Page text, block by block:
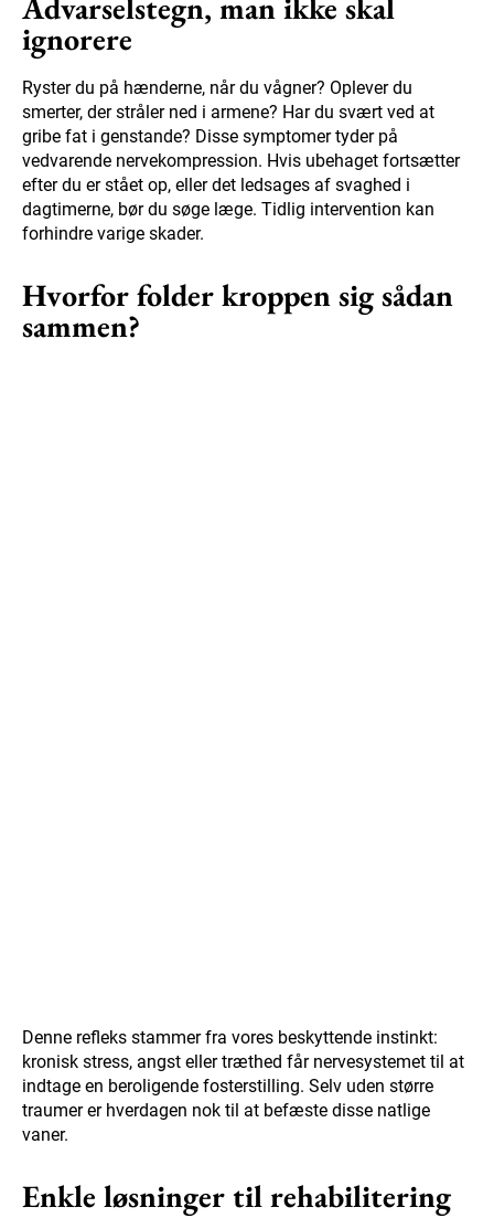
ignorere
Ryster du på hænderne, når du vågner? Oplever du
smerter, der stråler ned i armene? Har du svært ved at
gribe fat i genstande? Disse symptomer tyder på
vedvarende nervekompression. Hvis ubehaget fortsætter
efter du er stået op, eller det ledsages af svaghed i
dagtimerne, bør du søge læge. Tidlig intervention kan
forhindre varige skader.
Hvorfor folder kroppen sig sådan
sammen?
Denne refleks stammer fra vores beskyttende instinkt:
kronisk stress, angst eller træthed får nervesystemet til at
indtage en beroligende fosterstilling. Selv uden større
traumer er hverdagen nok til at befæste disse natlige
vaner.
Enkle løsninger til rehabilitering